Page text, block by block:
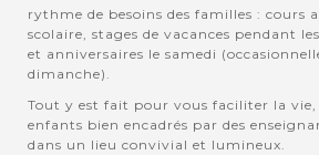
rythme de besoins des familles : cours
scolaire, stages de vacances pendant
et anniversaires le samedi
dimanche).
Tout y est fait pour vous faciliter la
enfants bien encadrés par des
dans un lieu convivial et lumineux.